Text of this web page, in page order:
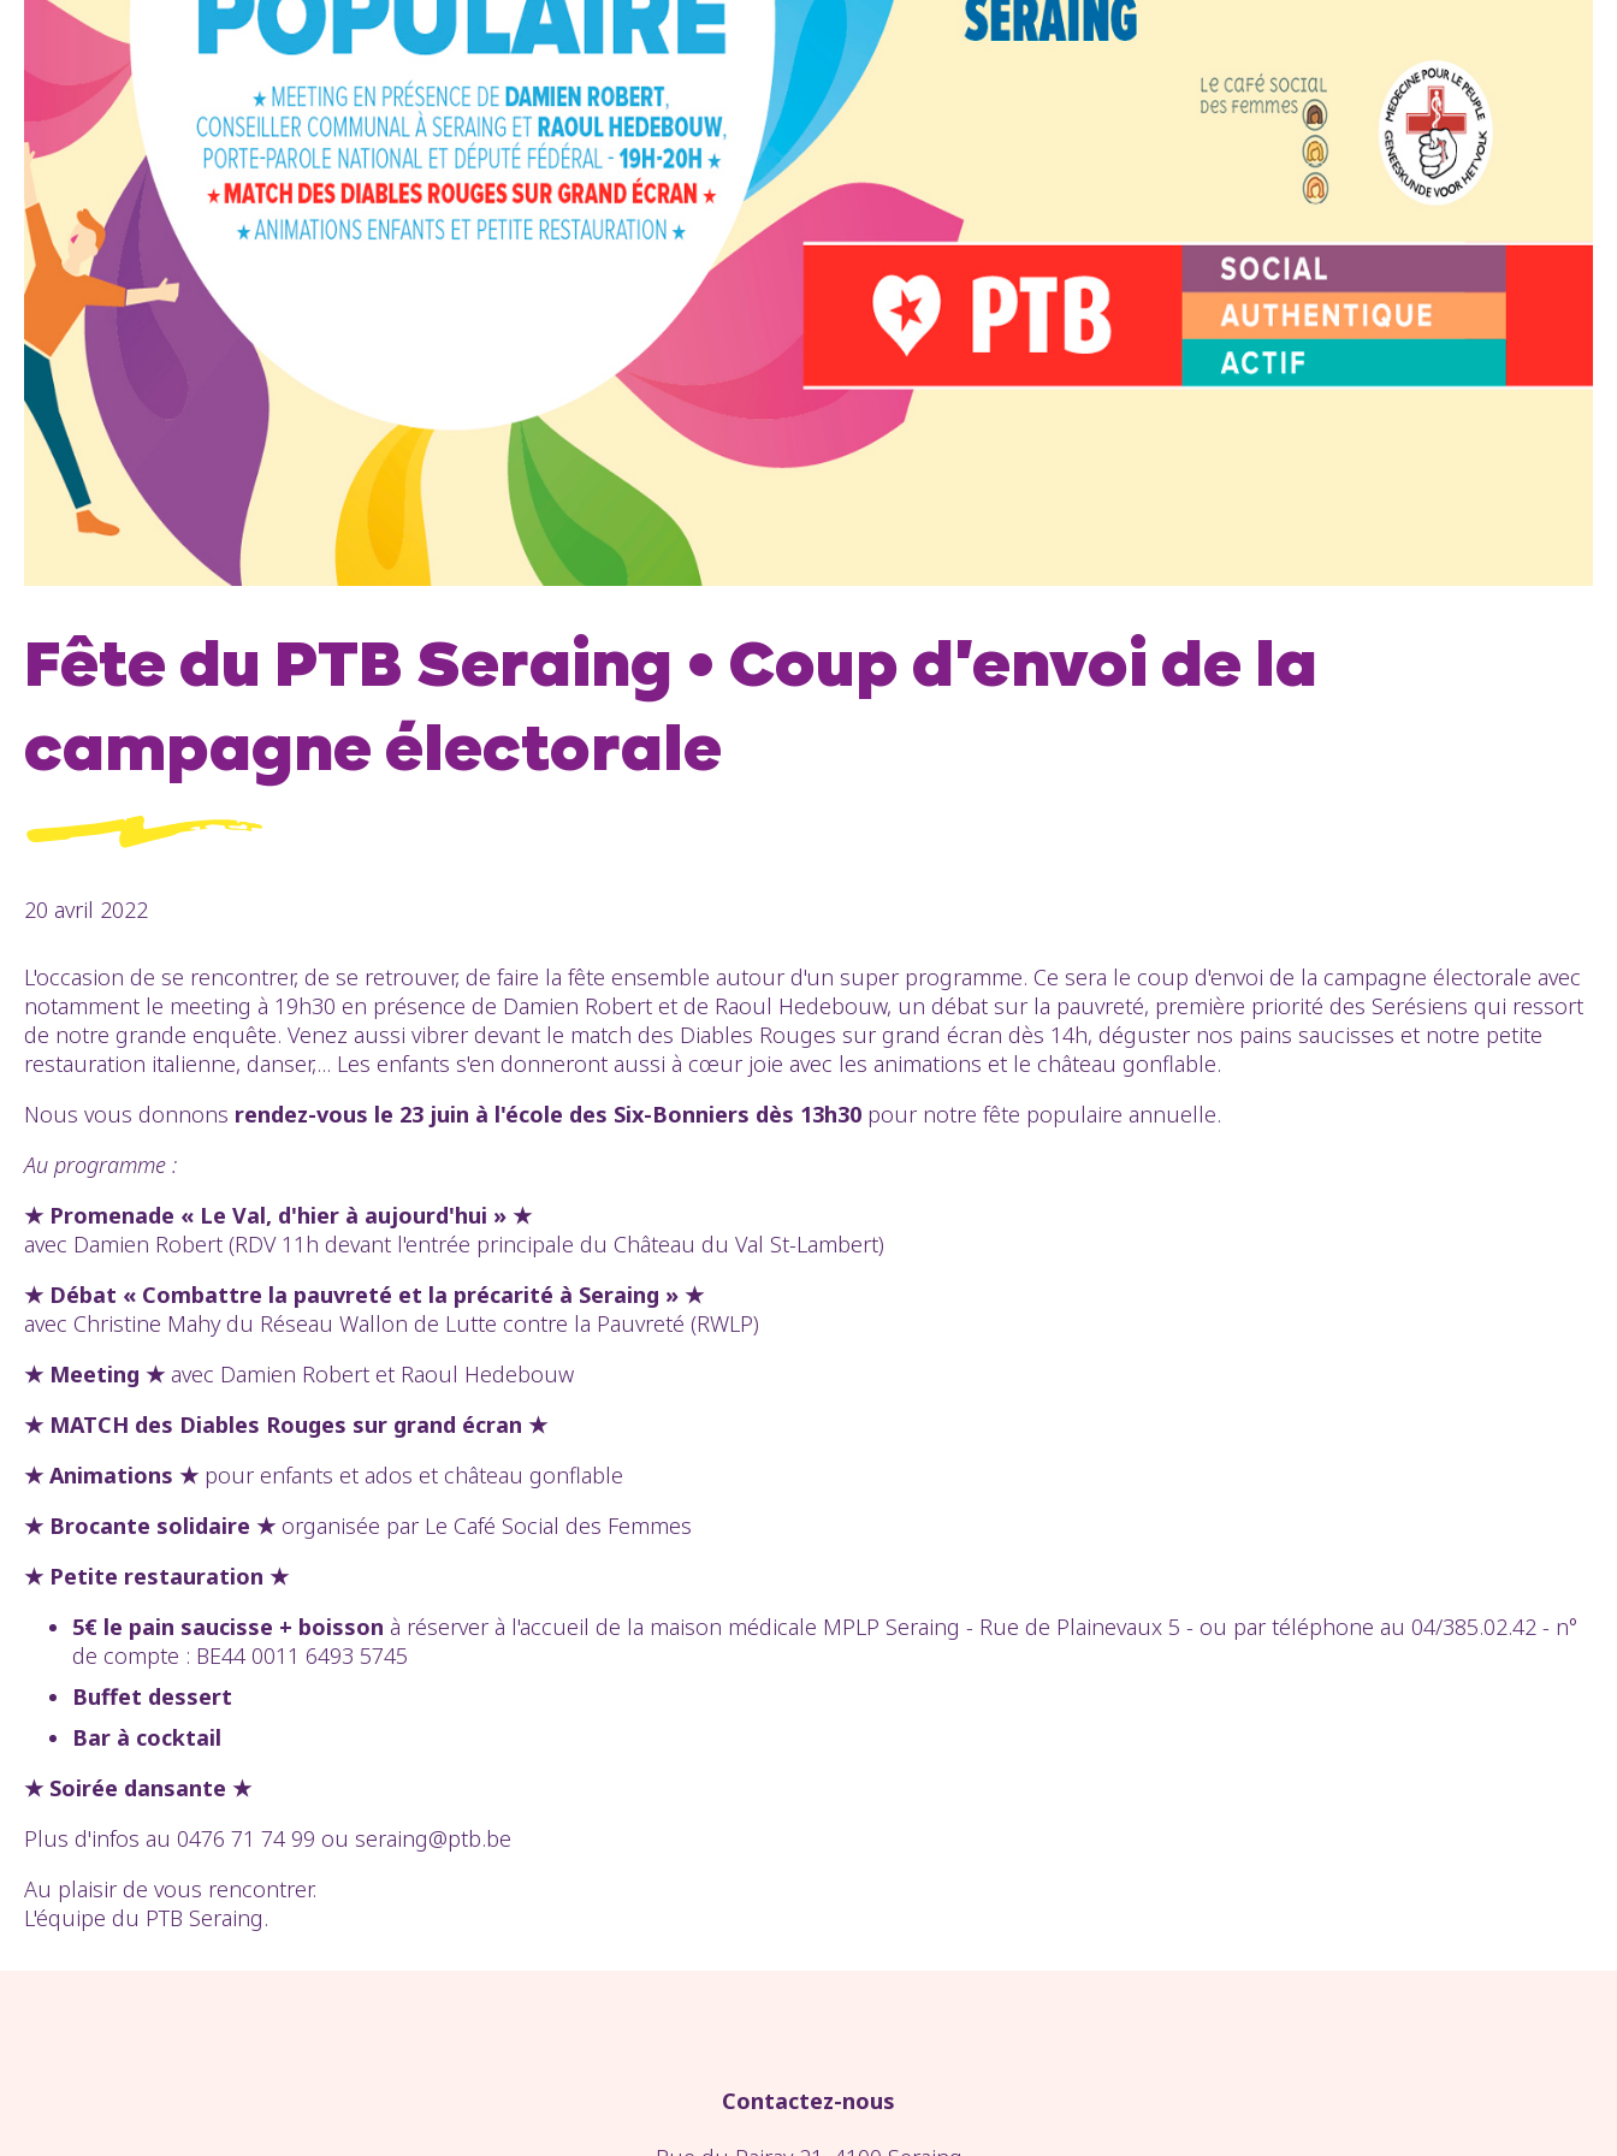
Fête du PTB Seraing • Coup d'envoi de la
campagne électorale
20 avril 2022
L'occasion de se rencontrer, de se retrouver, de faire la fête ensemble autour d'un super programme. Ce sera le coup d'envoi de la campagne électorale avec
notamment le meeting à 19h30 en présence de Damien Robert et de Raoul Hedebouw, un débat sur la pauvreté, première priorité des Serésiens qui ressort
de notre grande enquête. Venez aussi vibrer devant le match des Diables Rouges sur grand écran dès 14h, déguster nos pains saucisses et notre petite
restauration italienne, danser,... Les enfants s'en donneront aussi à cœur joie avec les animations et le château gonflable.
Nous vous donnons rendez-vous le 23 juin à l'école des Six-Bonniers dès 13h30 pour notre fête populaire annuelle.
Au programme :
★ Promenade « Le Val, d'hier à aujourd'hui » ★
avec Damien Robert (RDV 11h devant l'entrée principale du Château du Val St-Lambert)
★ Débat « Combattre la pauvreté et la précarité à Seraing » ★
avec Christine Mahy du Réseau Wallon de Lutte contre la Pauvreté (RWLP)
★ Meeting ★ avec Damien Robert et Raoul Hedebouw
★ MATCH des Diables Rouges sur grand écran ★
★ Animations ★ pour enfants et ados et château gonflable
★ Brocante solidaire ★ organisée par Le Café Social des Femmes
★ Petite restauration ★
5€ le pain saucisse + boisson à réserver à l'accueil de la maison médicale MPLP Seraing - Rue de Plainevaux 5 - ou par téléphone au 04/385.02.42 - n°
de compte : BE44 0011 6493 5745
Buffet dessert
Bar à cocktail
★ Soirée dansante ★
Plus d'infos au 0476 71 74 99 ou seraing@ptb.be
Au plaisir de vous rencontrer.
L'équipe du PTB Seraing.
Contactez-nous